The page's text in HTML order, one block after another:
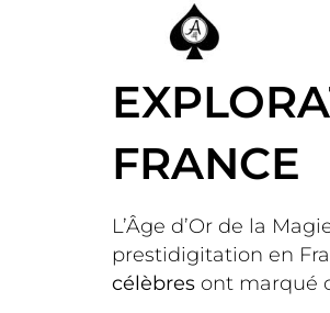
FRANCE
L’Âge d’Or de la
prestidigitation en
célèbres ont marqué